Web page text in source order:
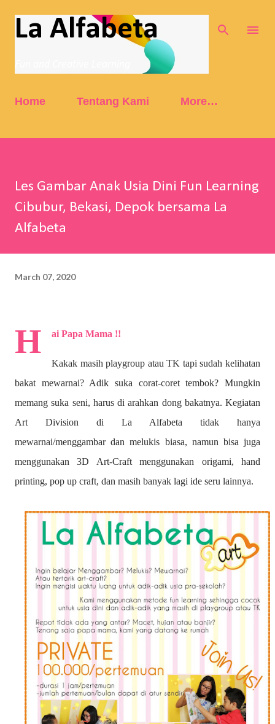
Skip to main content
La Alfabeta
Home Tentang Kami More…
Les Gambar Anak Usia Dini Fun Learning
Cibubur, Bekasi, Depok bersama La
Alfabeta
March 07, 2020
H ai Papa Mama !!
Kakak masih playgroup atau TK tapi sudah kelihatan
bakat mewarnai? Adik suka corat-coret tembok? Mungkin
memang suka seni, harus di arahkan dong bakatnya. Kegiatan
Art Division di La Alfabeta tidak hanya
mewarnai/menggambar dan melukis biasa, namun bisa juga
menggunakan 3D Art-Craft menggunakan origami, hand
printing, pop up craft, dan masih banyak lagi ide seru lainnya.